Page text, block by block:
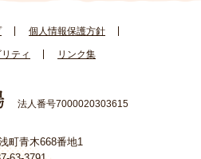
個人情報保護方針
ティ リンク集
法人番号7000020303615
町青木668番地1